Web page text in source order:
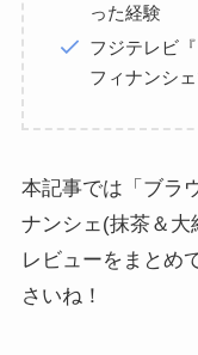
った経験
フジテレビ
フィナンシ
本記事では「ブラ
ナンシェ(抹茶＆大
レビューをまとめ
さいね！